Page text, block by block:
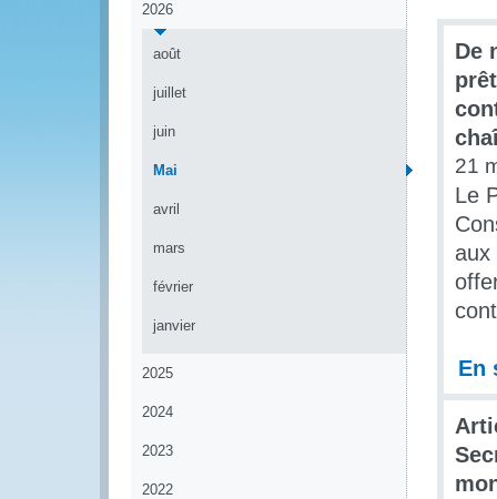
2026
août
juillet
juin
Mai
avril
mars
février
janvier
2025
2024
2023
2022
De
21
Le
aux
En